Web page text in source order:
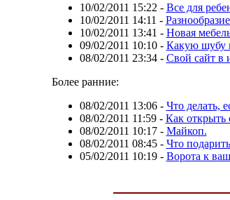
10/02/2011 15:22 - Все для
10/02/2011 14:11 -
10/02/2011 13:41 - Новая
09/02/2011 10:10- Какую шубу
08/02/2011 23:34- Свой сайт в
Более ранние:
08/02/2011 13:06- Что делать,
08/02/2011 11:59- Как
08/02/2011 10:17- Майкоп.
08/02/2011 08:45- Что
05/02/2011 10:19- Ворота к